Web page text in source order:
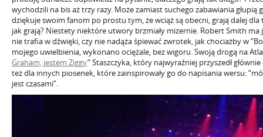
wychodzili na bis aż trzy razy. Może zamiast suchego zabawiania głupią
dziękuje swoim fanom po prostu tym, że wciąż są obecni, grają dalej
jak grają? Niestety niektóre utwory brzmiały mizernie. Robert Smith
nie trafia w dźwięki, czy nie nadąża śpiewać zwrotek, jak chociażby w
mojego uwielbienia, wykonano ociężale, bez wigoru. Swoją drogą na
Graham, jestem Ziggy” Staszczyka, który najwyraźniej przyszedł
też dla innych piosenek, które zainspirowały go do napisania wersu:
jest czasami”.